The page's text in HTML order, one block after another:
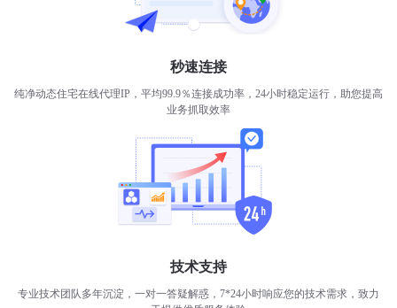
秒速连接
纯净动态住宅在线代理IP，平均99.9％连接成功率，24小时稳定运行，助您提高
业务抓取效率
技术支持
专业技术团队多年沉淀，一对一答疑解惑，7*24小时响应您的技术需求，致力